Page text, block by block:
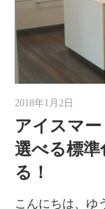
2018年1月2日
アイスマ
選べる標
る！
こんにちは、ゆ